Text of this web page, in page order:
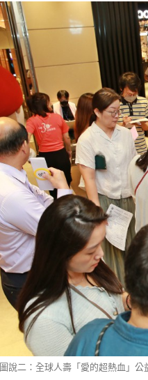
圖說二：全球人壽「愛的超熱血」